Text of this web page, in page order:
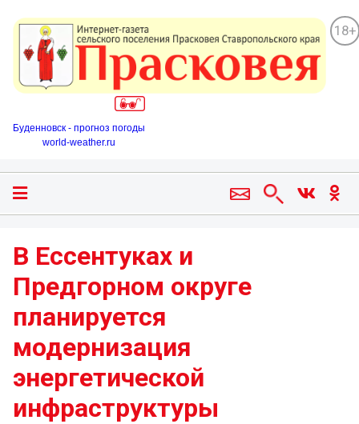
18+
Буденновск - прогноз погоды
world-weather.ru
В Ессентуках и
Предгорном округе
планируется
модернизация
энергетической
инфраструктуры ️